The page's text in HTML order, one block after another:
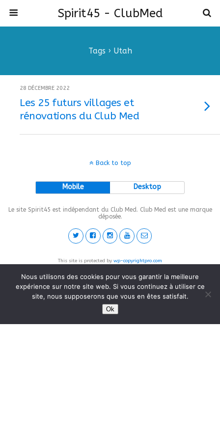
Spirit45 - ClubMed
Tags › Utah
28 DÉCEMBRE 2022
Les 25 futurs villages et
rénovations du Club Med
Back to top
Mobile Desktop
Le site Spirit45 est indépendant du Club Med. Club Med est une marque
déposée.
This site is protected by wp-copyrightpro.com
Nous utilisons des cookies pour vous garantir la meilleure
expérience sur notre site web. Si vous continuez à utiliser ce
site, nous supposerons que vous en êtes satisfait.
Ok